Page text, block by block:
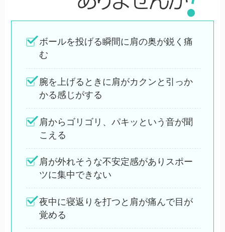
ボールを投げる瞬間に肩の奥が鋭く痛
む
腕を上げるときに肩がカクンと引っか
かる感じがする
肩からゴリゴリ、パキッという音が聞
こえる
肩が外れそうな不安定感がありスポー
ツに集中できない
夜中に寝返りを打つと肩が痛んで目が
覚める